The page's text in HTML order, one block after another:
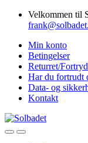
Skip
Skip
Velkommen til
Min konto
Betingelser
Returret/
Har du fortrudt
Data- og
Kontakt
OpenClose